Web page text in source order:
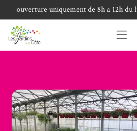
ouverture uniquement de 8h a 12h du